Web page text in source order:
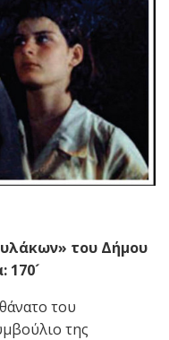
του Δήμου
170´
του
της